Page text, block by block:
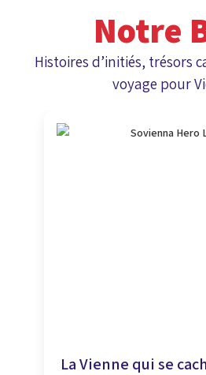
Notre
Histoires d’initiés, trésors
voyage pour
La Vienne qui se